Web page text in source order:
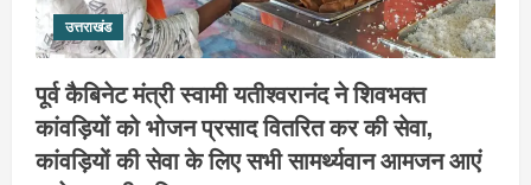
उत्तराखंड
पूर्व कैबिनेट मंत्री स्वामी यतीश्वरानंद ने शिवभक्त
कांवड़ियों को भोजन प्रसाद वितरित कर की सेवा,
कांवड़ियों की सेवा के लिए सभी सामर्थ्यवान आमजन आएं